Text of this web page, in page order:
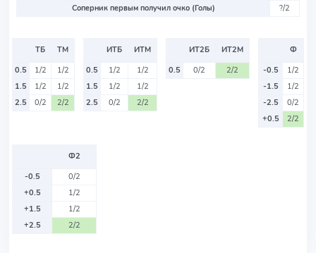
Соперник первым получил очко (Голы)
?/2
ТБ
ТМ
0.5
1/2
1/2
1.5
1/2
1/2
2.5
0/2 2/2
ИТБ
ИТМ
0.5
1/2
1/2
1.5
1/2
1/2
2.5
0/2 2/2
ИТ2Б
ИТ2М
0.5
0/2 2/2
Ф
-0.5
1/2
-1.5
1/2
-2.5
0/2
+0.5
2/2
Ф2
-0.5
0/2
+0.5
1/2
+1.5
1/2
+2.5
2/2